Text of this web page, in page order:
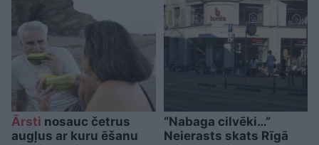
Ārsti nosauc četrus
augļus ar kuru ēšanu
“Nabaga cilvēki…”
Neierasts skats Rīgā